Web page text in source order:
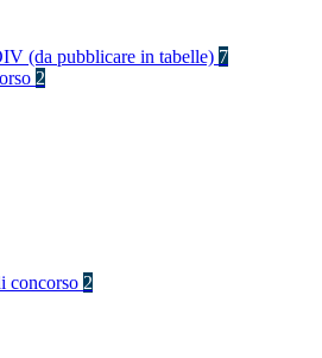
(da pubblicare in tabelle) 7
2
concorso 2